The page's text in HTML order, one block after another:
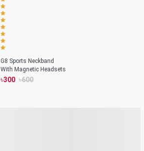
G8 Sports Neckband
With Magnetic Headsets
৳300 ৳600